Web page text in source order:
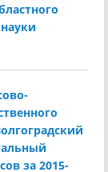
за 2015-